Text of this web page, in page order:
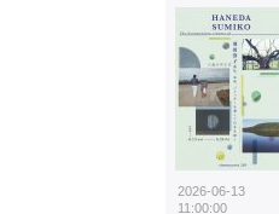
2026-06-13
11:00:00